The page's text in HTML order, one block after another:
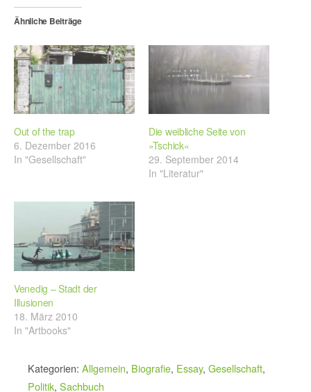
Ähnliche Beiträge
Out of the trap
6. Dezember 2016
In "Gesellschaft"
Die weibliche Seite von
»Tschick«
29. September 2014
In "Literatur"
Venedig – Stadt der
Illusionen
18. März 2010
In "Artbooks"
Kategorien: Allgemein, Biografie, Essay, Gesellschaft,
Politik, Sachbuch